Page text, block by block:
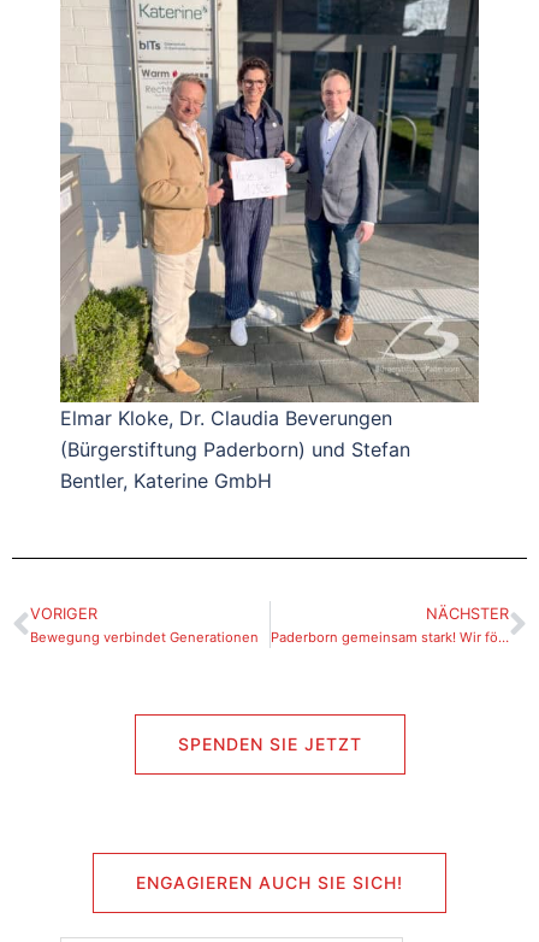
Elmar Kloke, Dr. Claudia Beverungen
(Bürgerstiftung Paderborn) und Stefan
Bentler, Katerine GmbH
VORIGER
Bewegung verbindet Generationen
NÄCHSTER
Paderborn gemeinsam stark! Wir fördern den Paderborner Volleyball
SPENDEN SIE JETZT
ENGAGIEREN AUCH SIE SICH!